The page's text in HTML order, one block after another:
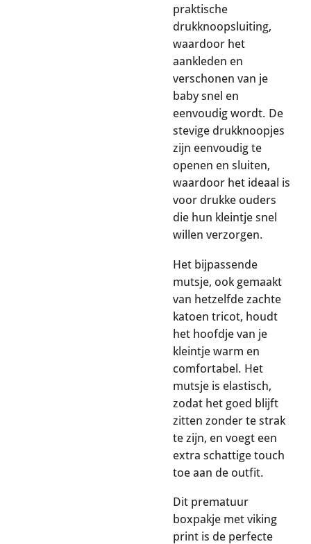
praktische
drukknoopsluiting,
waardoor het
aankleden en
verschonen van je
baby snel en
eenvoudig wordt. De
stevige drukknoopjes
zijn eenvoudig te
openen en sluiten,
waardoor het ideaal is
voor drukke ouders
die hun kleintje snel
willen verzorgen.
Het bijpassende
mutsje, ook gemaakt
van hetzelfde zachte
katoen tricot, houdt
het hoofdje van je
kleintje warm en
comfortabel. Het
mutsje is elastisch,
zodat het goed blijft
zitten zonder te strak
te zijn, en voegt een
extra schattige touch
toe aan de outfit.
Dit prematuur
boxpakje met viking
print is de perfecte